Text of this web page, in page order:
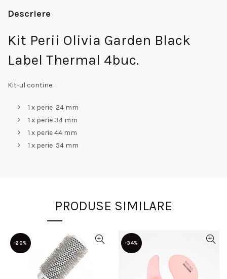
Descriere
Kit Perii Olivia Garden Black
Label Thermal 4buc.
Kit-ul contine:
1 x perie 24 mm
1 x perie 34 mm
1 x perie 44 mm
1 x perie 54 mm
PRODUSE SIMILARE
-20% -34%